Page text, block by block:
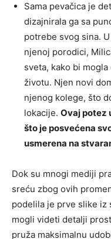
Sama pevačica je
dizajnirala ga sa
potrebe svog sina.
njenoj porodici,
sveta, kako bi
životu. Njen novi
njenog kolege, što
lokacije. Ovaj potez
što je posvećena
usmerena na
Dok su mnogi mediji
sreću zbog ovih
podelila je prve slike iz
mogli videti detalji
pruža maksimalnu